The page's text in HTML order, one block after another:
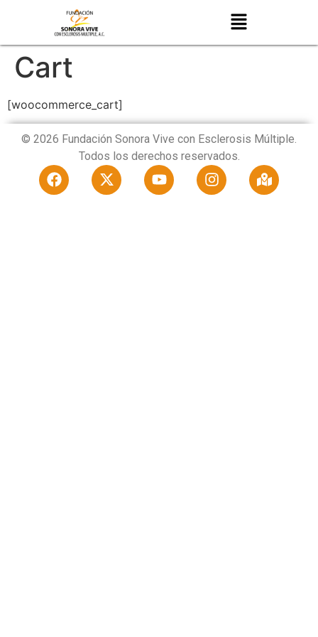
Cart
[woocommerce_cart]
© 2026 Fundación Sonora Vive con Esclerosis Múltiple.
Todos los derechos reservados.